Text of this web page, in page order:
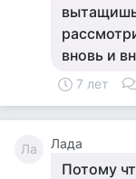
вытащишь
вновь и
7 лет
Ла Лада
Потому